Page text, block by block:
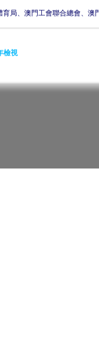
育局、澳門工會聯合總會、澳
檢視